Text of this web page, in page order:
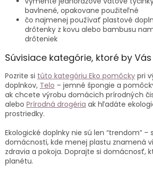
bavlnené, opakovane použiteľné
čo najmenej používať plastové
drôtenky z kovu alebo bambusu
drôteniek
Súvisiace kategórie, ktoré by
Pozrite si túto kategóriu Eko pomôcky pri
doplnkov, Telo – jemné špongie a
ak chcete výrobu domácich prírodných
alebo Prírodná drogéria ak hľadáte
prostriedky.
Ekologické doplnky nie sú len “trendom” –
domácnosti, kde menej plastu znamená
zdravia a pokoja. Doprajte si domácnosť,
planétu.